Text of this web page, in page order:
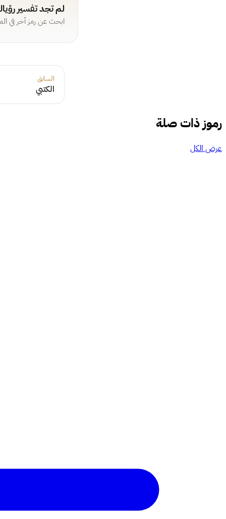
لم تجد تفسير
ابحث عن رمز آخر في
السابق
الكتبي
رموز ذات صلة
عرض الكل